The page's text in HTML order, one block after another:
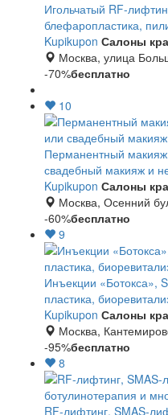
Игольчатый RF-
блефаропластика,
Kupikupon Салоны
Москва, улица
-70%бесплатно
10
Перманентный
свадебный макияж и
Kupikupon Салоны
Москва, Осенний
-60%бесплатно
9
Инъекции «Ботокса»,
пластика,
Kupikupon Салоны
Москва,
-95%бесплатно
8
RF-лифтинг, SMAS-